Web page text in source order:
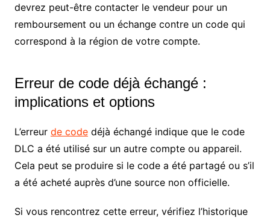
devrez peut-être contacter le vendeur pour un
remboursement ou un échange contre un code qui
correspond à la région de votre compte.
Erreur de code déjà échangé :
implications et options
L’erreur de codedéjà échangé indique que le code
DLC a été utilisé sur un autre compte ou appareil.
Cela peut se produire si le code a été partagé ou s’il
a été acheté auprès d’une source non officielle.
Si vous rencontrez cette erreur, vérifiez l’historique